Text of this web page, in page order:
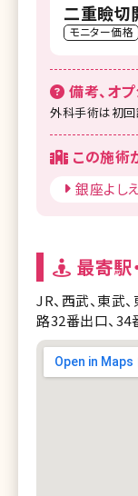
二重瞼切
モニター価格
備考、オプ
外科手術は初
この施術
銀座よし
最寄駅
JR、西武、東武
路32番出口、34